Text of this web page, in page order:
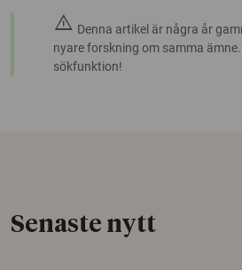
warning Denna artikel är några år
nyare forskning om samma
sökfunktion!
Senaste nytt